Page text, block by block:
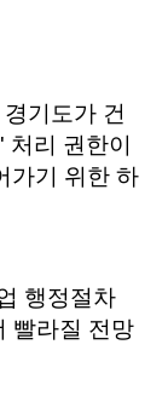
기도가 건
리 권한이
가기 위한 하
행정절차
빨라질 전망